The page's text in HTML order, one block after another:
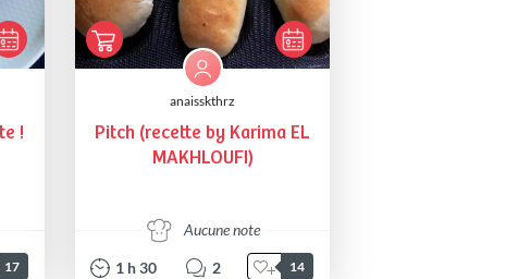
!
17
anaisskthrz
Pitch (recette by Karima EL
MAKHLOUFI)
Aucune note
1 h30 2 14